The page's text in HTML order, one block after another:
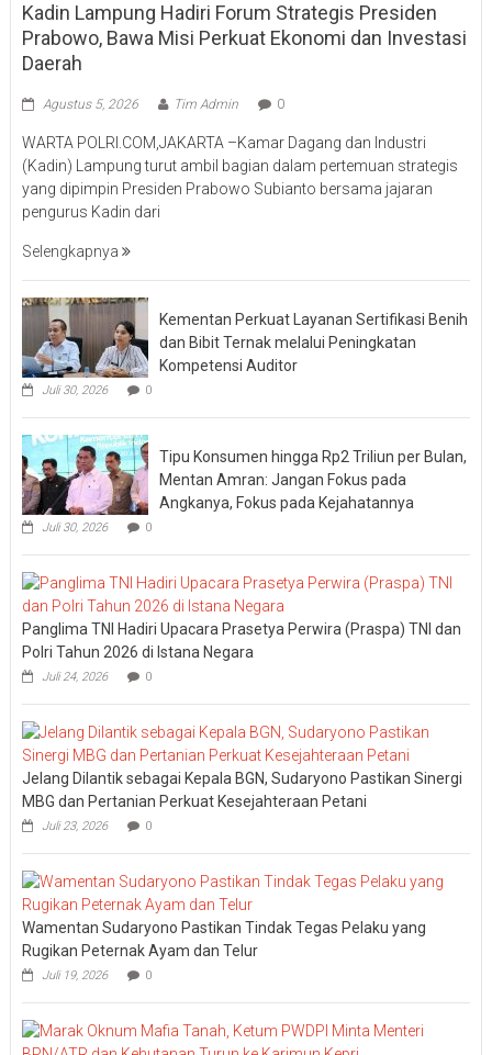
Kadin Lampung Hadiri Forum Strategis Presiden
Prabowo, Bawa Misi Perkuat Ekonomi dan Investasi
Daerah
Agustus 5, 2026 Tim Admin 0
WARTA POLRI.COM,JAKARTA –Kamar Dagang dan Industri
(Kadin) Lampung turut ambil bagian dalam pertemuan strategis
yang dipimpin Presiden Prabowo Subianto bersama jajaran
pengurus Kadin dari
Selengkapnya
Kementan Perkuat Layanan Sertifikasi Benih
dan Bibit Ternak melalui Peningkatan
Kompetensi Auditor
Juli 30, 2026 0
Tipu Konsumen hingga Rp2 Triliun per Bulan,
Mentan Amran: Jangan Fokus pada
Angkanya, Fokus pada Kejahatannya
Juli 30, 2026 0
Panglima TNI Hadiri Upacara Prasetya Perwira (Praspa) TNI dan
Polri Tahun 2026 di Istana Negara
Juli 24, 2026 0
Jelang Dilantik sebagai Kepala BGN, Sudaryono Pastikan Sinergi
MBG dan Pertanian Perkuat Kesejahteraan Petani
Juli 23, 2026 0
Wamentan Sudaryono Pastikan Tindak Tegas Pelaku yang
Rugikan Peternak Ayam dan Telur
Juli 19, 2026 0